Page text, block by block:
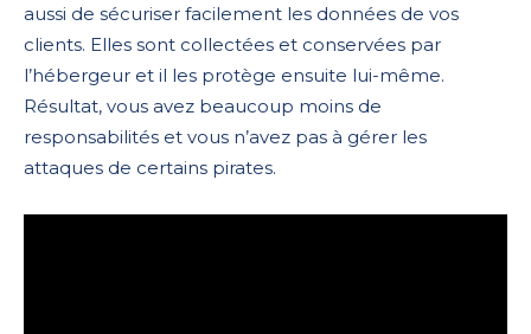
aussi de sécuriser facilement les données de vos
clients. Elles sont collectées et conservées par
l’hébergeur et il les protège ensuite lui-même.
Résultat, vous avez beaucoup moins de
responsabilités et vous n’avez pas à gérer les
attaques de certains pirates.